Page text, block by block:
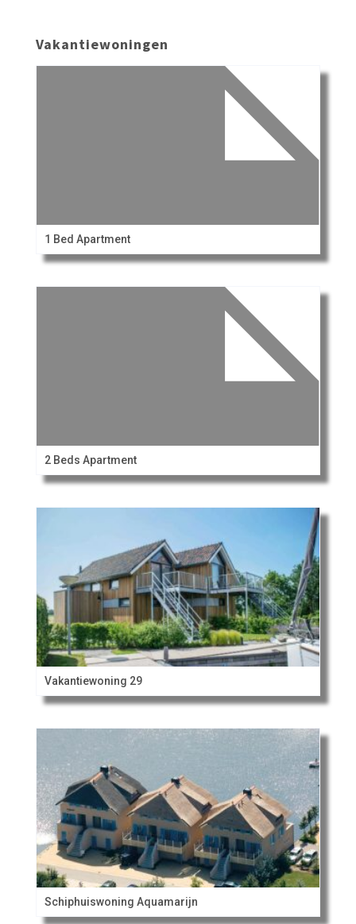
Vakantiewoningen
1 Bed Apartment
2 Beds Apartment
Vakantiewoning 29
Schiphuiswoning Aquamarijn